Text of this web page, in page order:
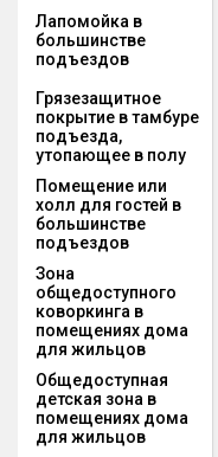
Лапомойка в
большинстве
подъездов
Грязезащитное
покрытие в тамбуре
подъезда,
утопающее в полу
Помещение или
холл для гостей в
большинстве
подъездов
Зона
общедоступного
коворкинга в
помещениях дома
для жильцов
Общедоступная
детская зона в
помещениях дома
для жильцов